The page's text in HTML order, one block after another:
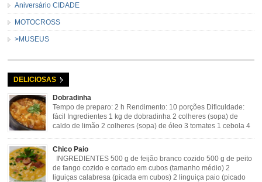
Aniversário CIDADE
MOTOCROSS
>MUSEUS
DELICIOSAS
Dobradinha
Tempo de preparo: 2 h Rendimento: 10 porções Dificuldade:
fácil Ingredientes 1 kg de dobradinha 2 colheres (sopa) de
caldo de limão 2 colheres (sopa) de óleo 3 tomates 1 cebola 4
gosto Modo de Preparo: Lavar muito bem a dobradinha com limão. Deixar de
molho […]
Chico Paio
INGREDIENTES 500 g de feijão branco cozido 500 g de peito
de fango cozido e cortado em cubos (tamanho médio) 2
liguiças calabresa (picada em cubos) 2 linguiça paio (picado